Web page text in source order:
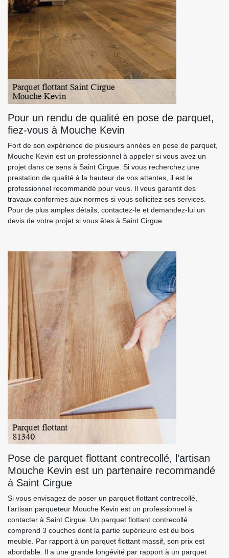
Pour un rendu de qualité en pose de parquet,
fiez-vous à Mouche Kevin
Fort de son expérience de plusieurs années en pose de parquet,
Mouche Kevin est un professionnel à appeler si vous avez un
projet dans ce sens à Saint Cirgue. Si vous recherchez une
prestation de qualité à la hauteur de vos attentes, il est le
professionnel recommandé pour vous. Il vous garantit des
travaux conformes aux normes si vous sollicitez ses services.
Pour de plus amples détails, contactez-le et demandez-lui un
devis de votre projet si vous êtes à Saint Cirgue.
Pose de parquet flottant contrecollé, l’artisan
Mouche Kevin est un partenaire recommandé
à Saint Cirgue
Si vous envisagez de poser un parquet flottant contrecollé,
l’artisan parqueteur Mouche Kevin est un professionnel à
contacter à Saint Cirgue. Un parquet flottant contrecollé
comprend 3 couches dont la partie supérieure est du bois
meuble. Par rapport à un parquet flottant massif, son prix est
abordable. Il a une grande longévité par rapport à un parquet